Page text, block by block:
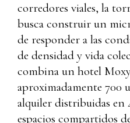
corredores viales, la
busca construir un
de responder a las
de densidad y vida
combina un hotel
aproximadamente 700
alquiler distribuidas en
espacios compartidos